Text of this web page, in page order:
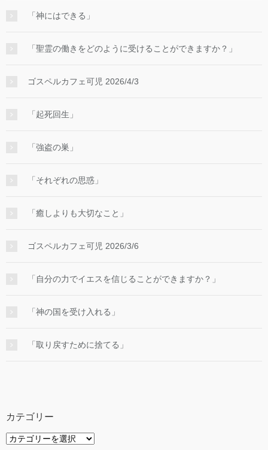
「神にはできる」
「聖霊の働きをどのように受けることができますか？」
ゴスペルカフェ可児 2026/4/3
「起死回生」
「強盗の巣」
「それぞれの思惑」
「癒しよりも大切なこと」
ゴスペルカフェ可児 2026/3/6
「自分の力でイエスを信じることができますか？」
「神の国を受け入れる」
「取り戻すために捨てる」
カテゴリー
カ